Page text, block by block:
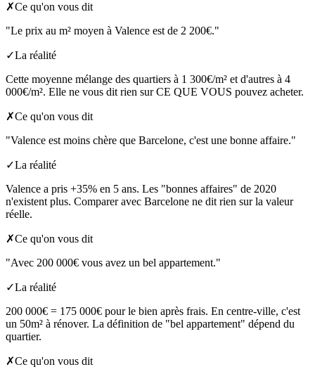
✗Ce qu'on vous dit
"Le prix au m² moyen à Valence est de 2 200€."
✓La réalité
Cette moyenne mélange des quartiers à 1 300€/m² et d'autres à 4
000€/m². Elle ne vous dit rien sur CE QUE VOUS pouvez acheter.
✗Ce qu'on vous dit
"Valence est moins chère que Barcelone, c'est une bonne affaire."
✓La réalité
Valence a pris +35% en 5 ans. Les "bonnes affaires" de 2020
n'existent plus. Comparer avec Barcelone ne dit rien sur la valeur
réelle.
✗Ce qu'on vous dit
"Avec 200 000€ vous avez un bel appartement."
✓La réalité
200 000€ = 175 000€ pour le bien après frais. En centre-ville, c'est
un 50m² à rénover. La définition de "bel appartement" dépend du
quartier.
✗Ce qu'on vous dit